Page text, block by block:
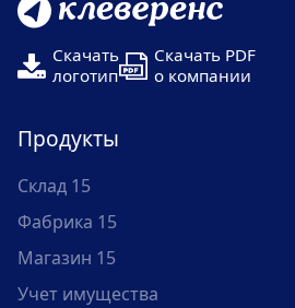
Скачать
логотип
Скачать PDF
о компании
Продукты
Склад 15
Фабрика 15
Магазин 15
Учет имущества